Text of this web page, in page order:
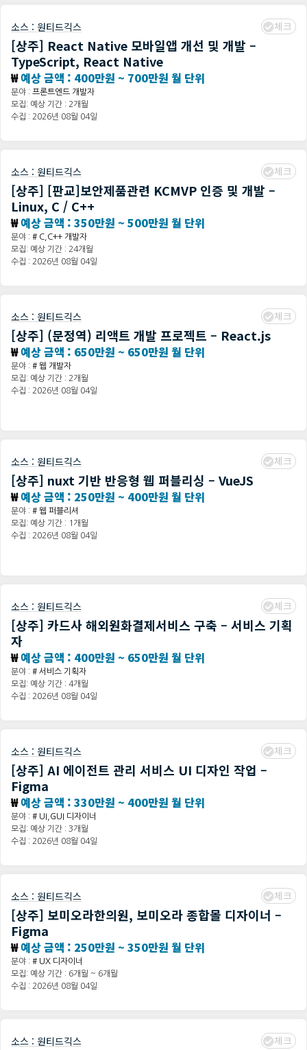
소스 : 원티드긱스 체크
[상주] React Native 모바일앱 개선 및 개발 –
TypeScript, React Native
₩예상 금액 : 400만원 ~ 700만원 월 단위
분야 : 프론트엔드 개발자
모집: 예상 기간 : 2개월
수집 : 2026년 08월 04일
소스 : 원티드긱스 체크
[상주] [판교]보안제품관련 KCMVP 인증 및 개발 –
Linux, C / C++
₩예상 금액 : 350만원 ~ 500만원 월 단위
분야 : # C,C++ 개발자
모집: 예상 기간 : 24개월
수집 : 2026년 08월 04일
소스 : 원티드긱스 체크
[상주] (문정역) 리액트 개발 프로젝트 – React.js
₩예상 금액 : 650만원 ~ 650만원 월 단위
분야 : # 웹 개발자
모집: 예상 기간 : 2개월
수집 : 2026년 08월 04일
소스 : 원티드긱스 체크
[상주] nuxt 기반 반응형 웹 퍼블리싱 – VueJS
₩예상 금액 : 250만원 ~ 400만원 월 단위
분야 : # 웹 퍼블리셔
모집: 예상 기간 : 1개월
수집 : 2026년 08월 04일
소스 : 원티드긱스 체크
[상주] 카드사 해외원화결제서비스 구축 – 서비스 기획
자
₩예상 금액 : 400만원 ~ 650만원 월 단위
분야 : # 서비스 기획자
모집: 예상 기간 : 4개월
수집 : 2026년 08월 04일
소스 : 원티드긱스 체크
[상주] AI 에이전트 관리 서비스 UI 디자인 작업 –
Figma
₩예상 금액 : 330만원 ~ 400만원 월 단위
분야 : # UI,GUI 디자이너
모집: 예상 기간 : 3개월
수집 : 2026년 08월 04일
소스 : 원티드긱스 체크
[상주] 보미오라한의원, 보미오라 종합몰 디자이너 –
Figma
₩예상 금액 : 250만원 ~ 350만원 월 단위
분야 : # UX 디자이너
모집: 예상 기간 : 6개월 ~ 6개월
수집 : 2026년 08월 04일
소스 : 원티드긱스 체크